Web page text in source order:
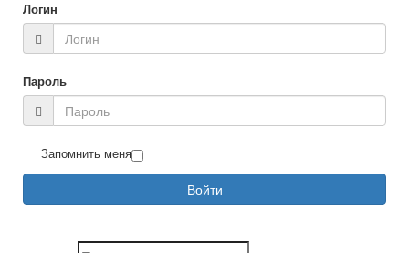
Логин
Пароль
Запомнить меня
Войти